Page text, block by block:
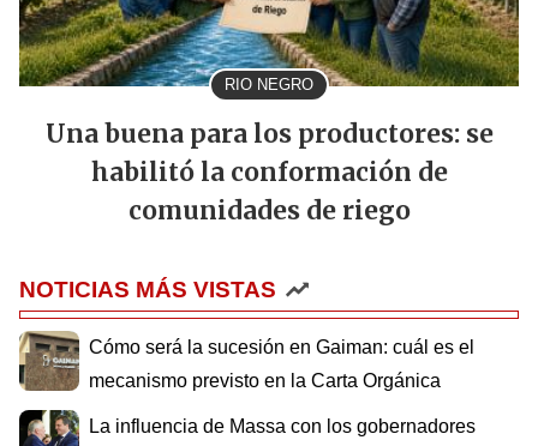
RIO NEGRO
Una buena para los productores: se
habilitó la conformación de
comunidades de riego
NOTICIAS MÁS VISTAS
Cómo será la sucesión en Gaiman: cuál es el
mecanismo previsto en la Carta Orgánica
La influencia de Massa con los gobernadores